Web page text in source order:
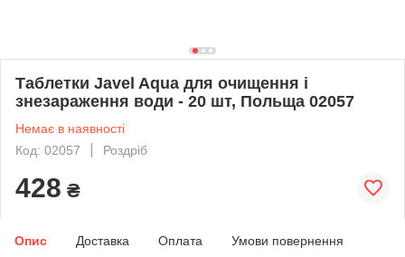
Таблетки Javel Aqua для очищення і
знезараження води - 20 шт, Польща 02057
Немає в наявності
Код: 02057
Роздріб
428 ₴
Опис Доставка Оплата Умови повернення